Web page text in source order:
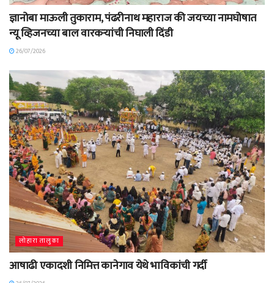
ज्ञानोबा माऊली तुकाराम, पंढरीनाथ महाराज की जयच्या नामघोषात
न्यू व्हिजनच्या बाल वारकऱ्यांची निघाली दिंडी
26/07/2026
लोहारा तालुका
आषाढी एकादशी निमित्त कानेगाव येथे भाविकांची गर्दी